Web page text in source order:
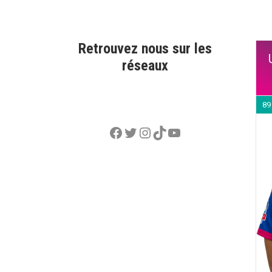
Retrouvez nous sur les
réseaux
Facebook
Twitter
Instagram
TikTok
YouTube
89